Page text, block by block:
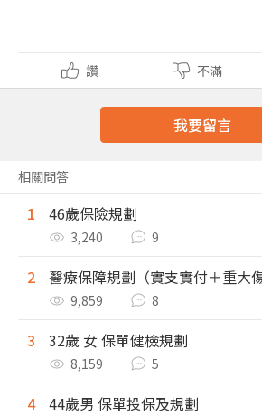
讚 不滿
我要留言
相關問答
1 46歲保險規劃
3,240 9
2 醫療保障規劃（實支實付＋重大
9,859 8
3 32歲 女 保單健檢規劃
8,159 5
4 44歲男 保單投保及規劃